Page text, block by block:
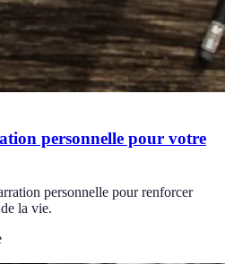
personnelle pour votre
personnelle pour renforcer
la vie.